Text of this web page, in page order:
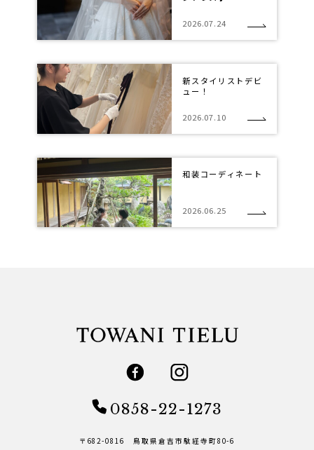
2026.07.24
新スタイリストデビ
ュー！
2026.07.10
和装コーディネート
2026.06.25
0858-22-1273
〒682-0816 鳥取県倉吉市駄経寺町80-6